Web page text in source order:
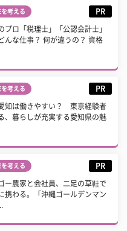
を考える PR
プロ「税理士」「公認会計士」
んな仕事？ 何が違うの？ 資格
を考える PR
知は働きやすい？ 東京経験者
、暮らしが充実する愛知県の魅
を考える PR
ー農家と会社員、二足の草鞋で
携わる。「沖縄ゴールデンマン